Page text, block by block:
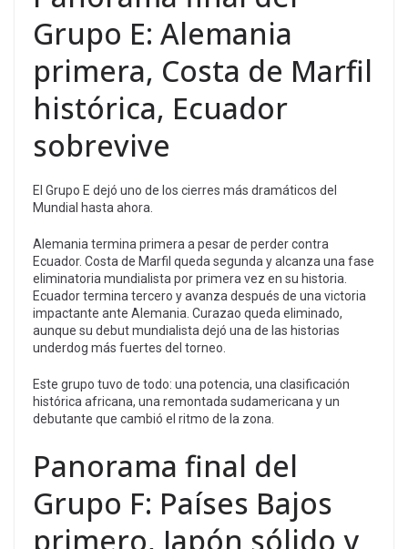
Grupo E: Alemania
primera, Costa de Marfil
histórica, Ecuador
sobrevive
El Grupo E dejó uno de los cierres más dramáticos del
Mundial hasta ahora.
Alemania termina primera a pesar de perder contra
Ecuador. Costa de Marfil queda segunda y alcanza una fase
eliminatoria mundialista por primera vez en su historia.
Ecuador termina tercero y avanza después de una victoria
impactante ante Alemania. Curazao queda eliminado,
aunque su debut mundialista dejó una de las historias
underdog más fuertes del torneo.
Este grupo tuvo de todo: una potencia, una clasificación
histórica africana, una remontada sudamericana y un
debutante que cambió el ritmo de la zona.
Panorama final del
Grupo F: Países Bajos
primero, Japón sólido y